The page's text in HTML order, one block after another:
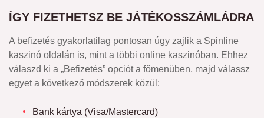
ÍGY FIZETHETSZ BE JÁTÉKOSSZÁMLÁDRA
A befizetés gyakorlatilag pontosan úgy zajlik a Spinline
kaszinó oldalán is, mint a többi online kaszinóban. Ehhez
válaszd ki a „Befizetés” opciót a főmenüben, majd válassz
egyet a következő módszerek közül:
Bank kártya (Visa/Mastercard)